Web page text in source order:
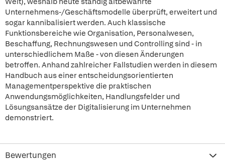
Unternehmens-/Geschäftsmodelle überprüft, erweitert und
sogar kannibalisiert werden. Auch klassische
Funktionsbereiche wie Organisation, Personalwesen,
Beschaffung, Rechnungswesen und Controlling sind - in
unterschiedlichem Maße - von diesen Änderungen
betroffen. Anhand zahlreicher Fallstudien werden in diesem
Handbuch aus einer entscheidungsorientierten
Managementperspektive die praktischen
Anwendungsmöglichkeiten, Handlungsfelder und
Lösungsansätze der Digitalisierung im Unternehmen
demonstriert.
Bewertungen